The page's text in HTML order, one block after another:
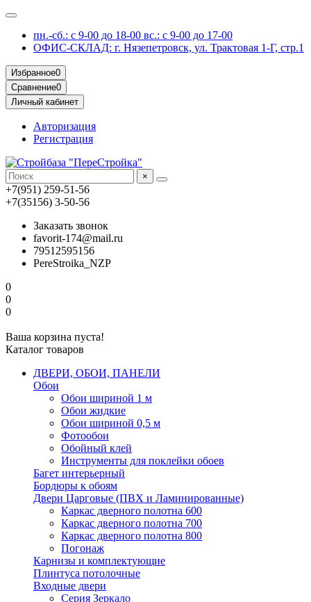
пн.-сб.: с 9-00 до 18-00 вс.: с 9-00 до 17-00
ОФИС-СКЛАД: г. Нязепетровск, ул. Трактовая 1-Г, стр.1
Избранное0
Сравнение0
Личный кабинет
Авторизация
Регистрация
×
+7(951) 259-51-56
+7(35156) 3-50-56
Заказать звонок
favorit-174@mail.ru
79512595156
PereStroika_NZP
0
0
0
Ваша корзина пуста!
Каталог товаров
ДВЕРИ, ОБОИ, ПАНЕЛИ
Обои
Обои шириной 1 м
Обои жидкие
Обои шириной 0,5 м
Фотообои
Обойный клей
Инструменты для поклейки обоев
Багет интерьерный
Бордюры к обоям
Двери Царговые (ПВХ и Ламинированные)
Каркас дверного полотна 600
Каркас дверного полотна 700
Каркас дверного полотна 800
Погонаж
Карнизы и комплектующие
Плинтуса потолочные
Входные двери
Серия Зеркало